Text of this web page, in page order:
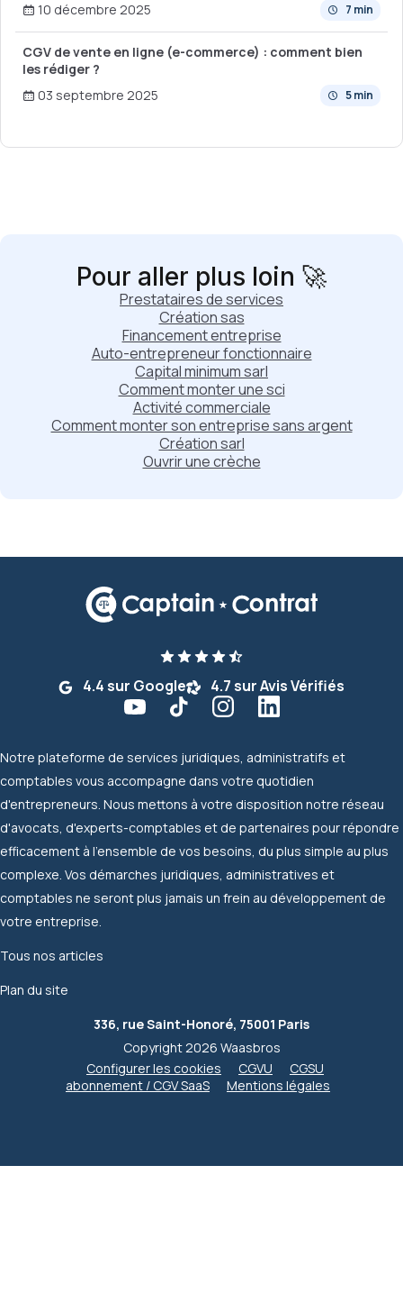
7 min
10 décembre 2025
CGV de vente en ligne (e-commerce) : comment bien
les rédiger ?
5 min
03 septembre 2025
Pour aller plus loin 🚀
Prestataires de services
Création sas
Financement entreprise
Auto-entrepreneur fonctionnaire
Capital minimum sarl
Comment monter une sci
Activité commerciale
Comment monter son entreprise sans argent
Création sarl
Ouvrir une crèche
4.4 sur Google 4.7 sur Avis Vérifiés
Notre plateforme de services juridiques, administratifs et
comptables vous accompagne dans votre quotidien
d'entrepreneurs. Nous mettons à votre disposition notre réseau
d'avocats, d'experts-comptables et de partenaires pour répondre
efficacement à l'ensemble de vos besoins, du plus simple au plus
complexe. Vos démarches juridiques, administratives et
comptables ne seront plus jamais un frein au développement de
votre entreprise.
Tous nos articles
Plan du site
336, rue Saint-Honoré, 75001 Paris
Copyright 2026 Waasbros
Configurer les cookies
CGVU
CGSU
abonnement / CGV SaaS
Mentions légales